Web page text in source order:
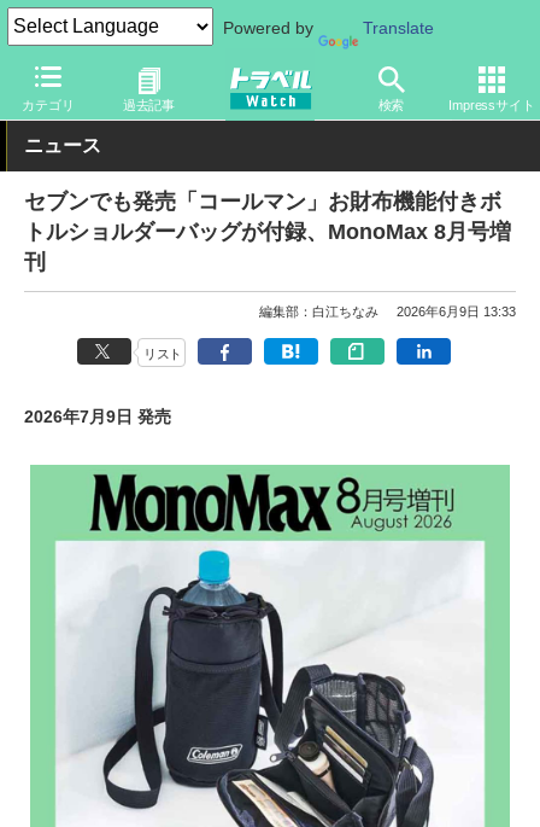
Powered by Translate
カテゴリ 過去記事 検索 Impressサイト
トラベル Watch 旅のアイテム 旅行グッズ バッグ
ニュース
セブンでも発売「コールマン」お財布機能付きボ
トルショルダーバッグが付録、MonoMax 8月号増
刊
編集部：白江ちなみ 2026年6月9日 13:33
リスト
2026年7月9日 発売